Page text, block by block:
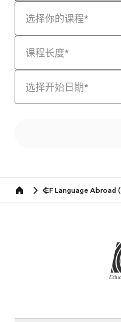
选择你的课程*
课程长度*
选择开始日期*
Home